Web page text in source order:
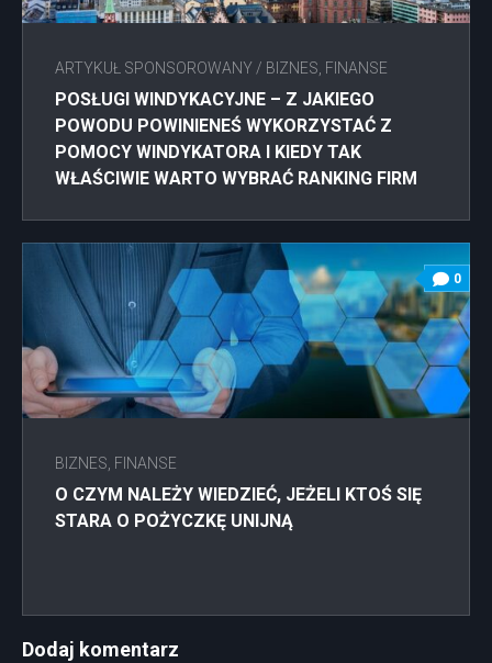
ARTYKUŁ SPONSOROWANY / BIZNES, FINANSE
POSŁUGI WINDYKACYJNE – Z JAKIEGO
POWODU POWINIENEŚ WYKORZYSTAĆ Z
POMOCY WINDYKATORA I KIEDY TAK
WŁAŚCIWIE WARTO WYBRAĆ RANKING FIRM
0
BIZNES, FINANSE
O CZYM NALEŻY WIEDZIEĆ, JEŻELI KTOŚ SIĘ
STARA O POŻYCZKĘ UNIJNĄ
Dodaj komentarz